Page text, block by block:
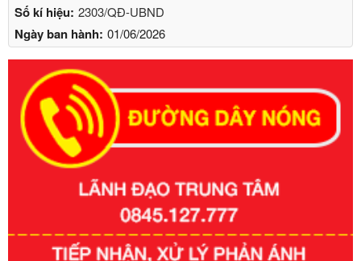
Số kí hiệu: 2303/QĐ-UBND
Ngày ban hành: 01/06/2026